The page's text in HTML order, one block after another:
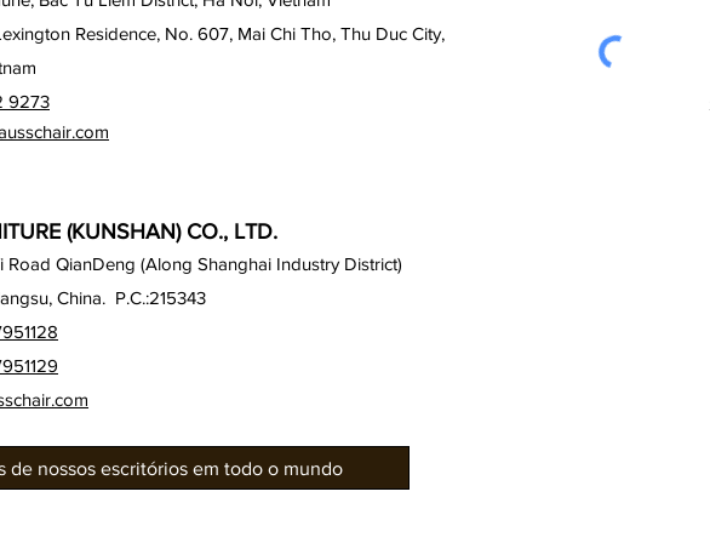
Residence, No. 607, Mai Chi Tho, Thu Duc City,
9273
(KUNSHAN) CO., LTD.
Road QianDeng (Along Shanghai Industry District)
China. P.C.:215343
de nossos escritórios em todo o mundo